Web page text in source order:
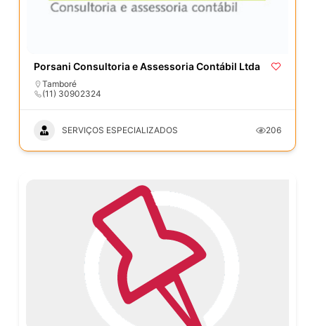
Porsani Consultoria e Assessoria Contábil Ltda
Tamboré
(11) 30902324
SERVIÇOS ESPECIALIZADOS 206